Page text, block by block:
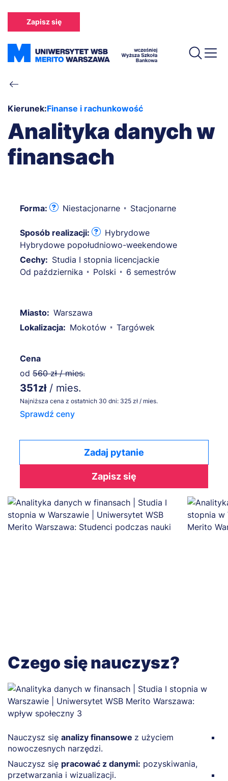
treści
Zapisz się
Ścieżka
nawigacyjna
Kierunek:Finanse i rachunkowość
Analityka danych w
finansach
Forma: Niestacjonarne Stacjonarne
Sposób realizacji:
Hybrydowe
Hybrydowe popołudniowo-weekendowe
Cechy: Studia I stopnia licencjackie
Od października
Polski 6 semestrów
Miasto: Warszawa
Lokalizacja: Mokotów Targówek
Cena
od 560 zł / mies.
351zł / mies.
Najniższa cena z ostatnich 30 dni: 325 zł / mies.
Sprawdź ceny
Zadaj pytanie
Zapisz się
Czego się nauczysz?
Nauczysz się analizy finansowe z użyciem
nowoczesnych narzędzi.
Nauczysz się pracować z danymi: pozyskiwania,
przetwarzania i wizualizacji.